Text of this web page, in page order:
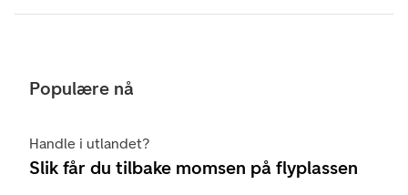
Populære nå
Handle i utlandet?
Slik får du tilbake momsen på flyplassen